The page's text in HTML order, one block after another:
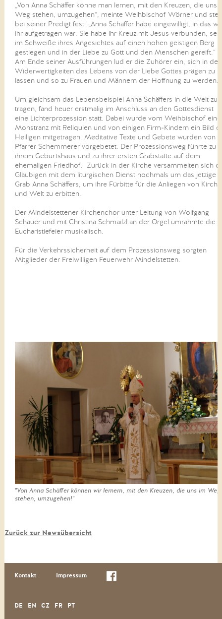
„Von Anna Schäffer könne man lernen, mit den Kreuzen, die uns
Weg stehen, umzugehen“, meinte Weihbischof Wörner und
bei seiner Predigt fest: „Anna Schäffer habe eingewilligt, in das
ihr aufgetragen war. Sie habe ihr Kreuz mit Jesus verbunden, sei
im Schweiße ihres Angesichtes auf einen hohen geistigen Berg
gestiegen und in der Liebe zu Gott und den Menschen gereift.“
Am Ende seiner Ausführungen lud er die Zuhörer ein, sich in den
Widerwertigkeiten des Lebens von der Liebe Gottes prägen zu
lassen und so zu Frauen und Männern der Hoffnung zu werden.
Um gleichsam das Lebensbeispiel Anna Schäffers in die Welt zu
tragen, fand heuer erstmalig im Anschluss an den Gottesdienst
eine Lichterprozession statt. Dabei wurde vom Weihbischof eine
Monstranz mit Reliquien und von einigen Firm-Kindern ein Bild
Heiligen mitgetragen. Meditative Texte und Gebete wurden von
Pfarrer Schemmerer vorgebetet. Der Prozessionsweg führte zu
ihrem Geburtshaus und zu ihrer ersten Grabstätte auf dem
ehemaligen Friedhof. Zurück in der Kirche versammelten sich
Gläubigen mit dem liturgischen Dienst nochmals um das jetzige
Grab Anna Schäffers, um ihre Fürbitte für die Anliegen von Kirche
und Welt zu erbitten.
Der Mindelstettener Kirchenchor unter Leitung von Wolfgang
Schauer und mit Christina Schmailzl an der Orgel umrahmte die
Eucharistiefeier musikalisch.
Für die Verkehrssicherheit auf dem Prozessionsweg sorgten
Mitglieder der Freiwilligen Feuerwehr Mindelstetten.
"Von Anna Schäffer können wir lernern, mit den Kreuzen, die uns im Weg
stehen, umzugehen!"
Zurück zur Newsübersicht
Kontakt Impressum
DE EN CZ FR PT